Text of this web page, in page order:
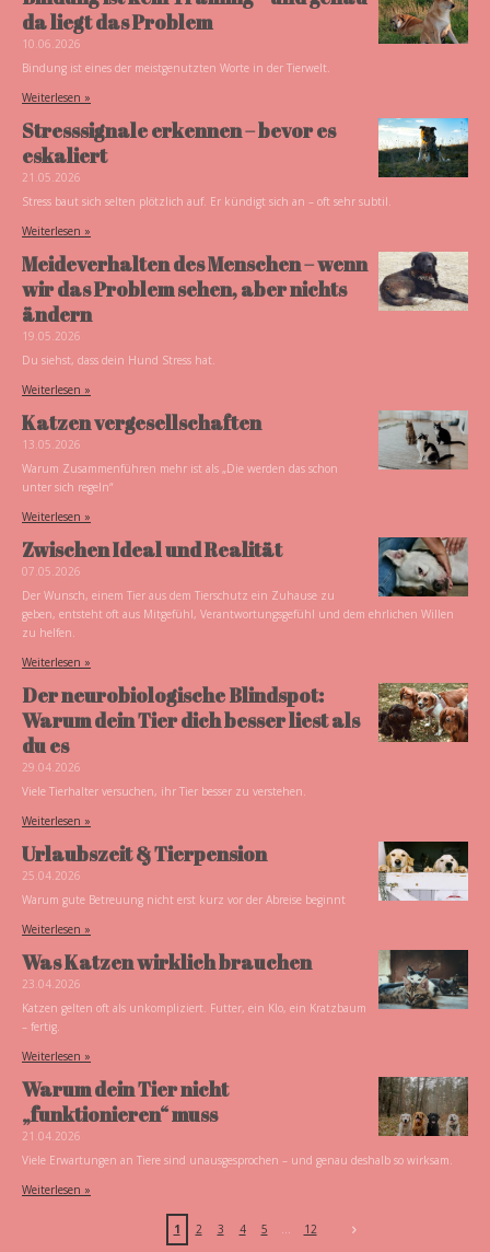
da liegt das Problem
10.06.2026
Bindung ist eines der meistgenutzten Worte in der Tierwelt.
Weiterlesen »
Stresssignale erkennen – bevor es
eskaliert
21.05.2026
Stress baut sich selten plötzlich auf. Er kündigt sich an – oft sehr subtil.
Weiterlesen »
Meideverhalten des Menschen – wenn
wir das Problem sehen, aber nichts
ändern
19.05.2026
Du siehst, dass dein Hund Stress hat.
Weiterlesen »
Katzen vergesellschaften
13.05.2026
Warum Zusammenführen mehr ist als „Die werden das schon
unter sich regeln“
Weiterlesen »
Zwischen Ideal und Realität
07.05.2026
Der Wunsch, einem Tier aus dem Tierschutz ein Zuhause zu
geben, entsteht oft aus Mitgefühl, Verantwortungsgefühl und dem ehrlichen Willen
zu helfen.
Weiterlesen »
Der neurobiologische Blindspot:
Warum dein Tier dich besser liest als
du es
29.04.2026
Viele Tierhalter versuchen, ihr Tier besser zu verstehen.
Weiterlesen »
Urlaubszeit & Tierpension
25.04.2026
Warum gute Betreuung nicht erst kurz vor der Abreise beginnt
Weiterlesen »
Was Katzen wirklich brauchen
23.04.2026
Katzen gelten oft als unkompliziert. Futter, ein Klo, ein Kratzbaum
– fertig.
Weiterlesen »
Warum dein Tier nicht
„funktionieren“ muss
21.04.2026
Viele Erwartungen an Tiere sind unausgesprochen – und genau deshalb so wirksam.
Weiterlesen »
1 2 3 4 5 12